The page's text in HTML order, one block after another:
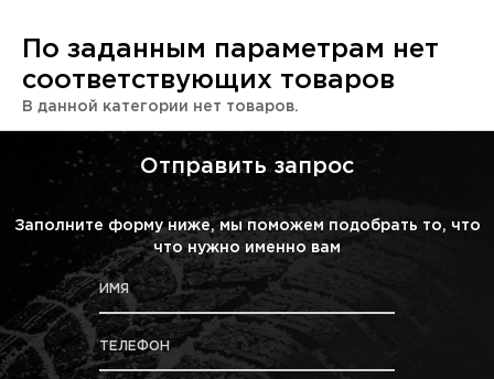
По заданным параметрам нет
соответствующих товаров
В данной категории нет товаров.
Отправить запрос
Заполните форму ниже, мы поможем подобрать то, что
что нужно именно вам
ИМЯ
ТЕЛЕФОН